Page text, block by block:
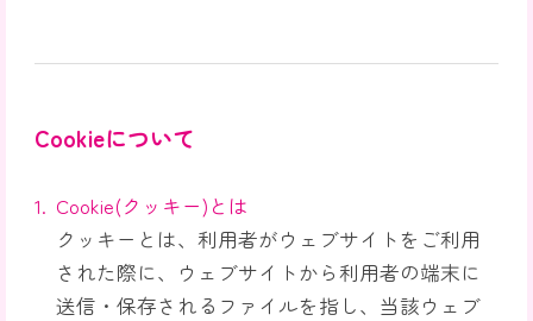
Cookieについて
Cookie(クッキー)とは
クッキーとは、利用者がウェブサイトをご利用
された際に、ウェブサイトから利用者の端末に
送信・保存されるファイルを指し、当該ウェブ